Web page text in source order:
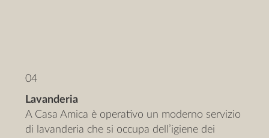
Lavanderia
A Casa Amica è operativo un moderno servizio
di lavanderia che si occupa dell’igiene dei
04